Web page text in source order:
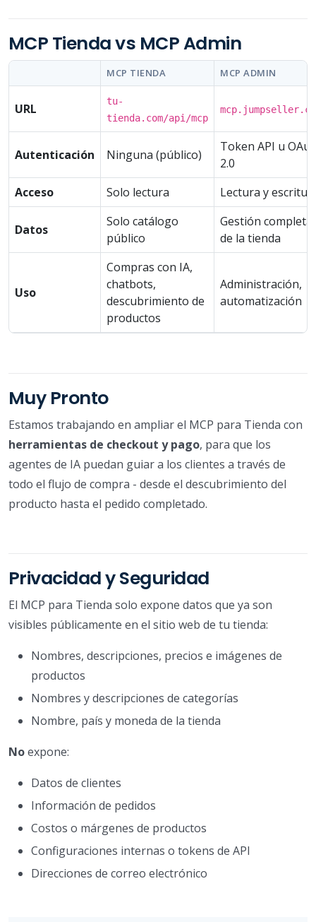
MCP Tienda vs MCP Admin
MCP TIENDA MCP ADMIN
URL
tu-
tienda.com/api/mcp
Autenticación Ninguna (público)
Token API u
2.0
Acceso
Solo lectura Lectura y
Datos
Solo catálogo
público
Gestión completa
de la tienda
Uso
Compras con IA,
chatbots,
descubrimiento de
productos
Administración,
automatización
Muy Pronto
Estamos trabajando en ampliar el MCP para Tienda con
herramientas de checkout y pago, para que los
agentes de IA puedan guiar a los clientes a través de
todo el flujo de compra - desde el descubrimiento del
producto hasta el pedido completado.
Privacidad y Seguridad
El MCP para Tienda solo expone datos que ya son
visibles públicamente en el sitio web de tu tienda:
Nombres, descripciones, precios e imágenes de
productos
Nombres y descripciones de categorías
Nombre, país y moneda de la tienda
Noexpone:
Datos de clientes
Información de pedidos
Costos o márgenes de productos
Configuraciones internas o tokens de API
Direcciones de correo electrónico